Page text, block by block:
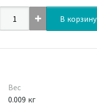
В корзину
Вес
0.009 кг